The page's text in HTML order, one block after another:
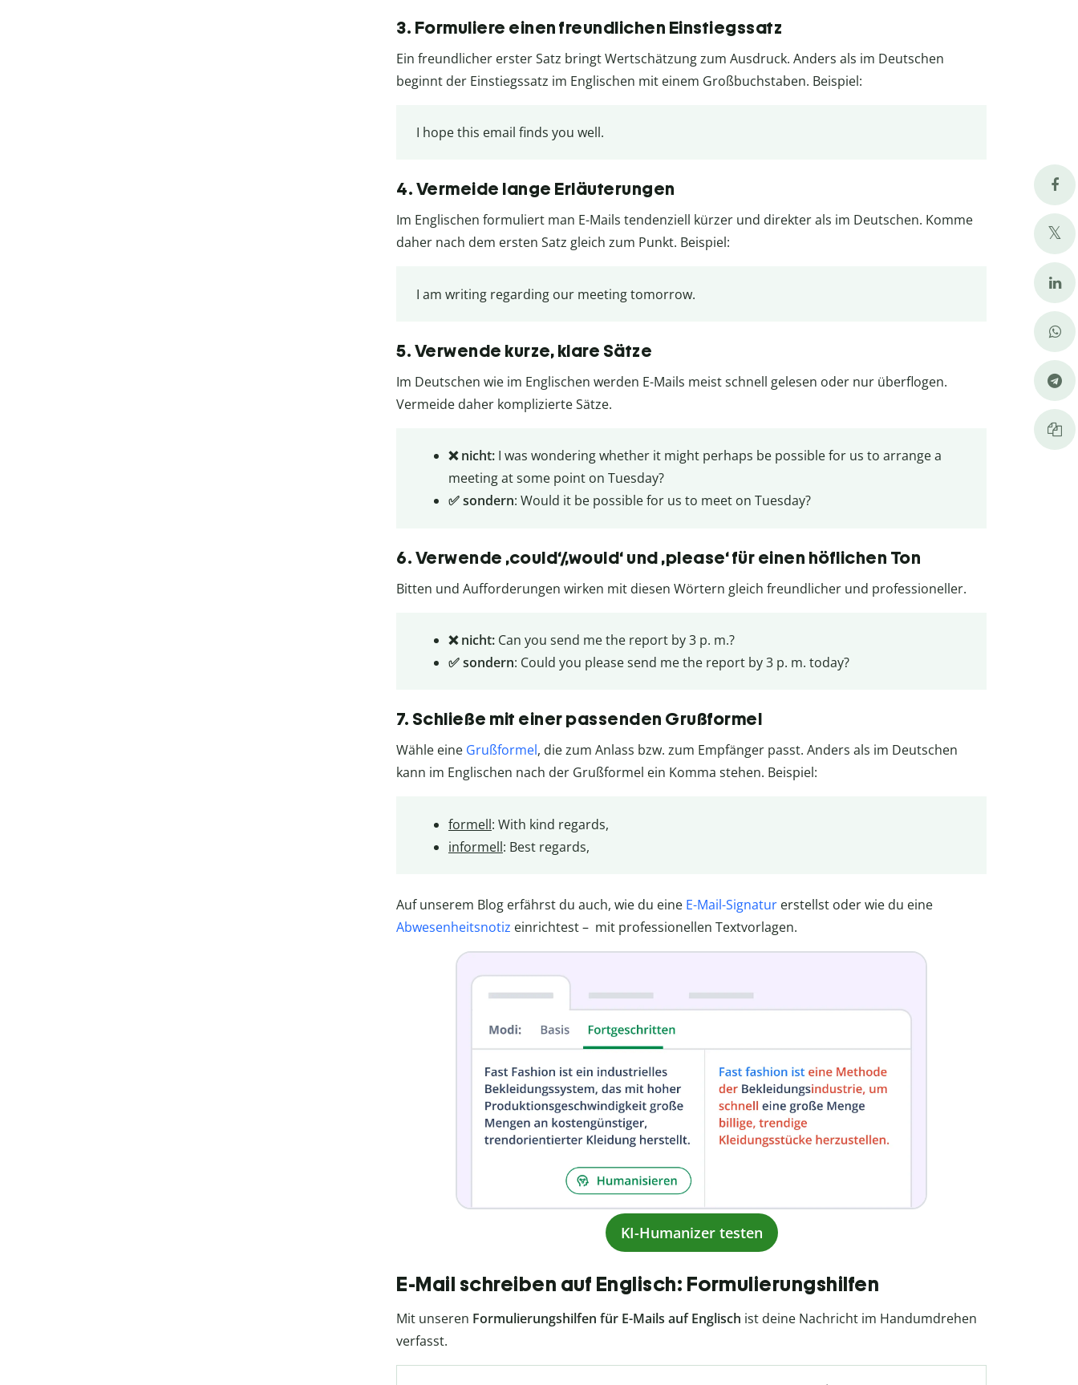
3. Formuliere einen freundlichen Einstiegssatz
Ein freundlicher erster Satz bringt Wertschätzung zum Ausdruck. Anders als im Deutschen
beginnt der Einstiegssatz im Englischen mit einem Großbuchstaben. Beispiel:
I hope this email finds you well.
4. Vermeide lange Erläuterungen
Im Englischen formuliert man E-Mails tendenziell kürzer und direkter als im Deutschen. Komme
daher nach dem ersten Satz gleich zum Punkt. Beispiel:
I am writing regarding our meeting tomorrow.
5. Verwende kurze, klare Sätze
Im Deutschen wie im Englischen werden E-Mails meist schnell gelesen oder nur überflogen.
Vermeide daher komplizierte Sätze.
❌ nicht: I was wondering whether it might perhaps be possible for us to arrange a
meeting at some point on Tuesday?
✅ sondern: Would it be possible for us to meet on Tuesday?
6. Verwende ‚could‘/‚would‘ und ‚please‘ für einen höflichen Ton
Bitten und Aufforderungen wirken mit diesen Wörtern gleich freundlicher und professioneller.
❌ nicht: Can you send me the report by 3 p. m.?
✅ sondern: Could you please send me the report by 3 p. m. today?
7. Schließe mit einer passenden Grußformel
Wähle eine Grußformel, die zum Anlass bzw. zum Empfänger passt. Anders als im Deutschen
kann im Englischen nach der Grußformel ein Komma stehen. Beispiel:
formell: With kind regards,
informell: Best regards,
Auf unserem Blog erfährst du auch, wie du eine E-Mail-Signatur erstellst oder wie du eine
Abwesenheitsnotiz einrichtest – mit professionellen Textvorlagen.
KI-Humanizer testen
E-Mail schreiben auf Englisch: Formulierungshilfen
Mit unseren Formulierungshilfen für E-Mails auf Englisch ist deine Nachricht im Handumdrehen
verfasst.